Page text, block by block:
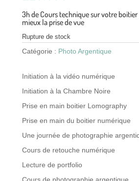
3h de Cours technique sur votre
mieux la prise de vue
Rupture de stock
Catégorie : Photo Argentique
Initiation à la vidéo numérique
Initiation à la Chambre Noire
Prise en main boitier Lomography
Prise en main du boitier numérique
Une journée de photographie
Cours de retouche numérique
Lecture de portfolio